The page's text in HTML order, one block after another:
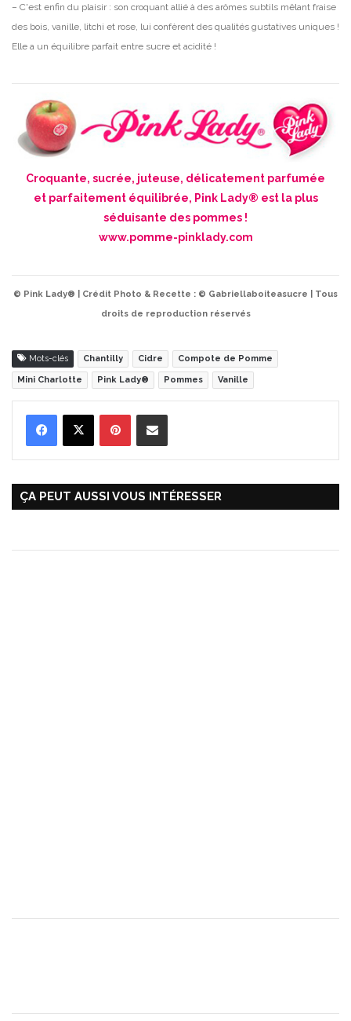
– C'est enfin du plaisir : son croquant allié à des arômes subtils mêlant fraise
des bois, vanille, litchi et rose, lui confèrent des qualités gustatives uniques !
Elle a un équilibre parfait entre sucre et acidité !
Croquante, sucrée, juteuse, délicatement parfumée
et parfaitement équilibrée, Pink Lady® est la plus
séduisante des pommes !
www.pomme-pinklady.com
© Pink Lady® | Crédit Photo & Recette : © Gabriellaboiteasucre | Tous
droits de reproduction réservés
Mots-clés Chantilly Cidre Compote de Pomme
Mini Charlotte Pink Lady® Pommes Vanille
ÇA PEUT AUSSI VOUS INTÉRESSER